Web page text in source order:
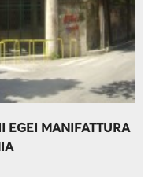
EGEI MANIFATTURA